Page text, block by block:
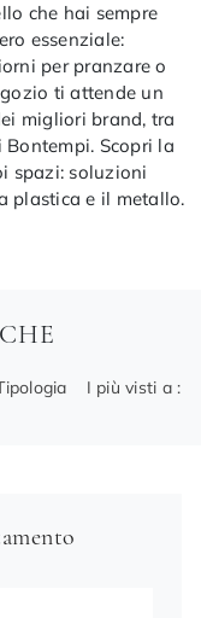
che hai sempre
essenziale:
per pranzare o
ti attende un
migliori brand, tra
Scopri la
spazi: soluzioni
plastica e il metallo.
I più visti a :